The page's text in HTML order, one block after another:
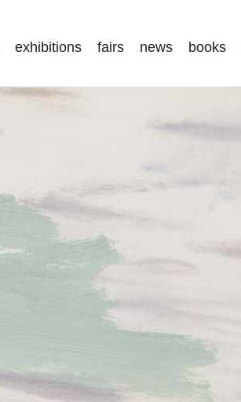
exhibitions fairs news books